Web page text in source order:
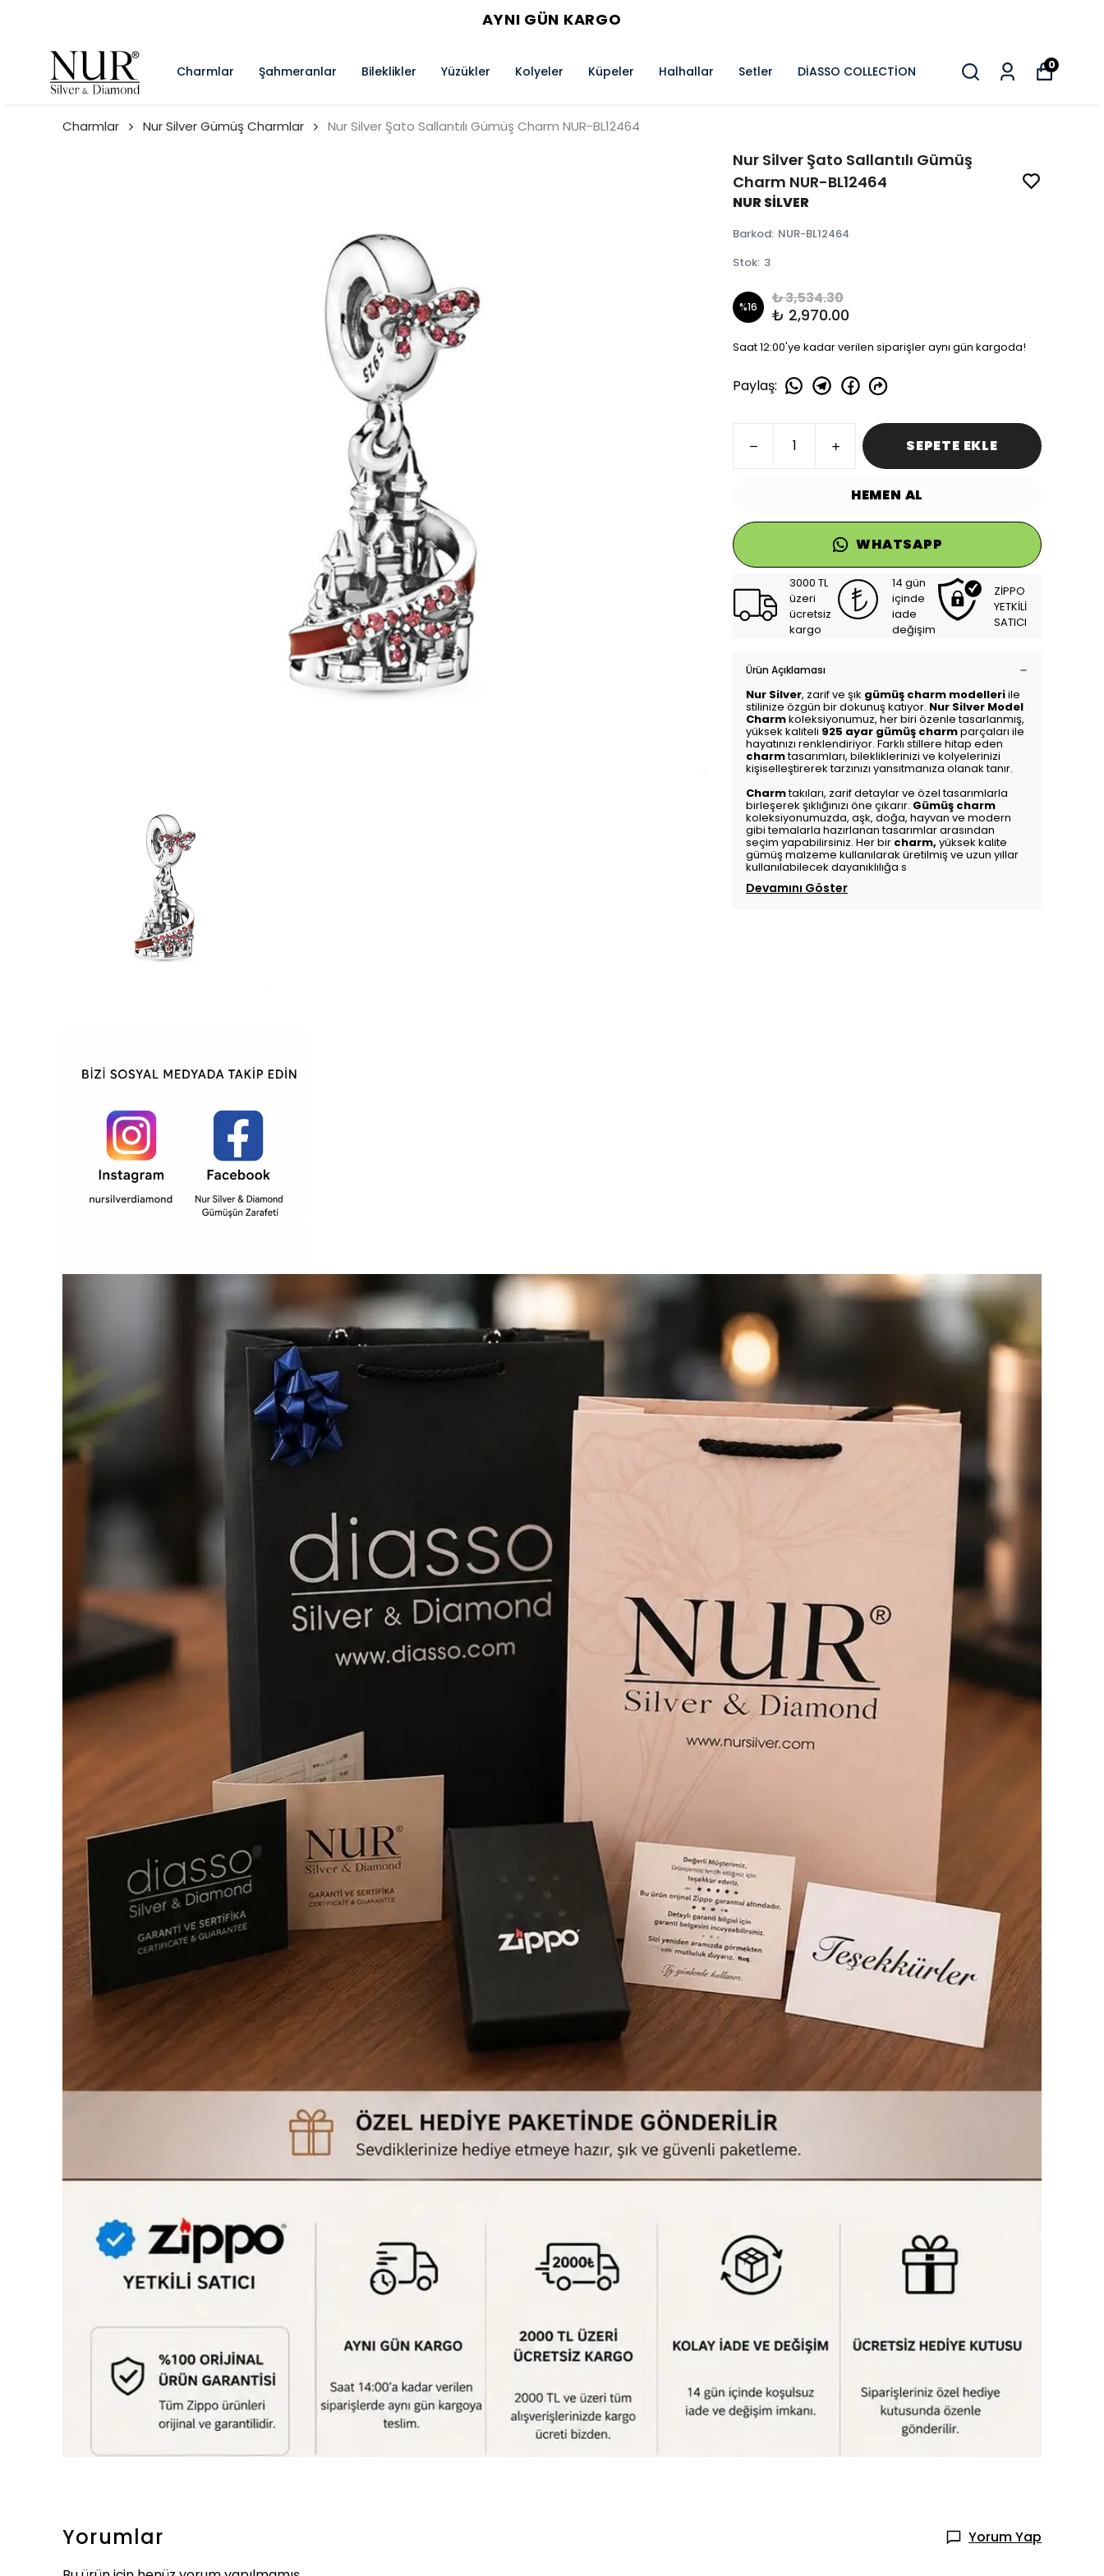
AYNI GÜN KARGO
Charmlar Şahmeranlar Bileklikler Yüzükler Kolyeler Küpeler Halhallar Setler DİASSO COLLECTİON 0
Charmlar Nur Silver Gümüş Charmlar Nur Silver Şato Sallantılı Gümüş Charm NUR-BL12464
Nur Silver Şato Sallantılı Gümüş
Charm NUR-BL12464
NUR SİLVER
Barkod: NUR-BL12464
Stok: 3
%16 ₺ 3,534.30
₺ 2,970.00
Saat 12:00'ye kadar verilen siparişler aynı gün kargoda!
Paylaş:
SEPETE EKLE
HEMEN AL
WHATSAPP
3000 TL
üzeri
ücretsiz
kargo
14 gün
içinde
iade
değişim
ZİPPO
YETKİLİ
SATICI
Ürün Açıklaması
Nur Silver, zarif ve şık gümüş charm modelleriile
stilinize özgün bir dokunuş katıyor. Nur Silver Model
Charmkoleksiyonumuz, her biri özenle tasarlanmış,
yüksek kaliteli 925 ayar gümüş charmparçaları ile
hayatınızı renklendiriyor. Farklı stillere hitap eden
charmtasarımları, bilekliklerinizi ve kolyelerinizi
kişiselleştirerek tarzınızı yansıtmanıza olanak tanır.
Charmtakıları, zarif detaylar ve özel tasarımlarla
birleşerek şıklığınızı öne çıkarır. Gümüş charm
koleksiyonumuzda, aşk, doğa, hayvan ve modern
gibi temalarla hazırlanan tasarımlar arasından
seçim yapabilirsiniz. Her bir charm, yüksek kalite
gümüş malzeme kullanılarak üretilmiş ve uzun yıllar
kullanılabilecek dayanıklılığa s
Devamını Göster
Yorumlar
Yorum Yap